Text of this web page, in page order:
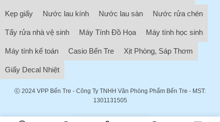
Kẹp giấy Nước lau kính Nước lau sàn Nước rửa chén
Tẩy rửa nhà vệ sinh Máy Tính Đồ Họa Máy tính học sinh
Máy tính kế toán Casio Bến Tre Xịt Phòng, Sáp Thơm
Giấy Decal Nhiệt
ⓒ 2024 VPP Bến Tre - Công Ty TNHH Văn Phòng Phẩm Bến Tre - MST:
1301131505